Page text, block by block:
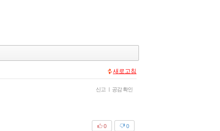
새로고침
신고 | 공감 확인
0
0